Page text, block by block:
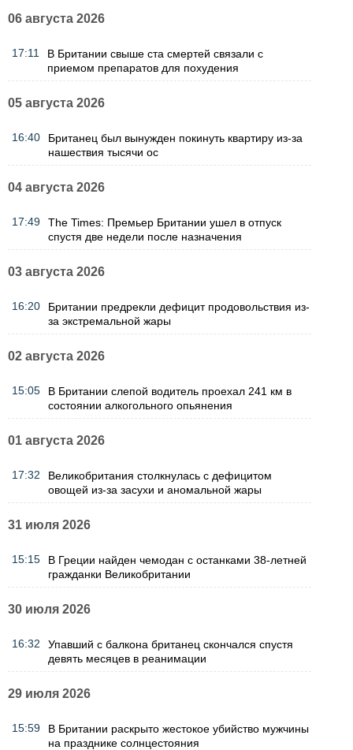
06 августа 2026
17:11
В Британии свыше ста смертей связали с
приемом препаратов для похудения
05 августа 2026
16:40
Британец был вынужден покинуть квартиру из-за
нашествия тысячи ос
04 августа 2026
17:49
The Times: Премьер Британии ушел в отпуск
спустя две недели после назначения
03 августа 2026
16:20
Британии предрекли дефицит продовольствия из-
за экстремальной жары
02 августа 2026
15:05
В Британии слепой водитель проехал 241 км в
состоянии алкогольного опьянения
01 августа 2026
17:32
Великобритания столкнулась с дефицитом
овощей из-за засухи и аномальной жары
31 июля 2026
15:15
В Греции найден чемодан с останками 38-летней
гражданки Великобритании
30 июля 2026
16:32
Упавший с балкона британец скончался спустя
девять месяцев в реанимации
29 июля 2026
15:59
В Британии раскрыто жестокое убийство мужчины
на празднике солнцестояния